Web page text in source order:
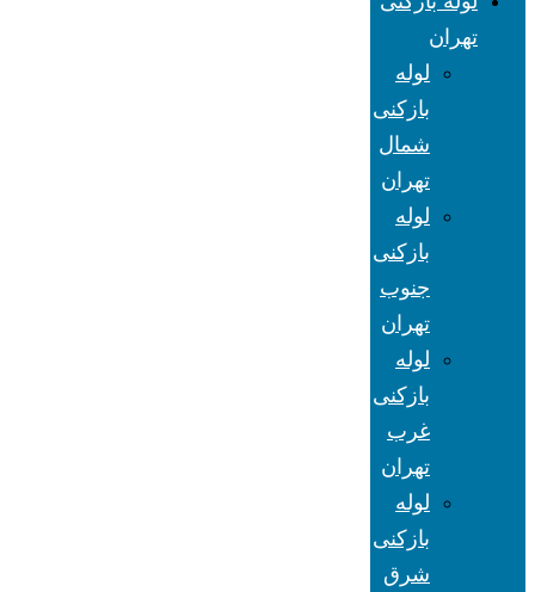
تهران
لوله
بازکنی
شمال
تهران
لوله
بازکنی
جنوب
تهران
لوله
بازکنی
غرب
تهران
لوله
بازکنی
شرق